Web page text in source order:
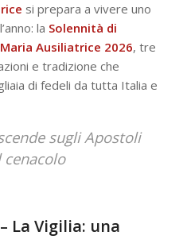
si prepara a vivere uno
la Solennità di
Ausiliatrice 2026, tre
e tradizione che
di fedeli da tutta Italia e
sugli Apostoli
La Vigilia: una